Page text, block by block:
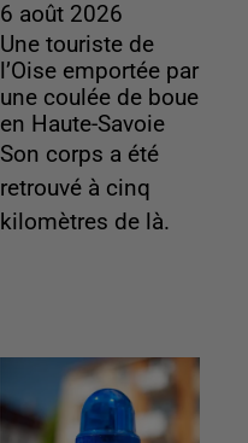
6 août 2026
Une touriste de
l’Oise emportée par
une coulée de boue
en Haute-Savoie
Son corps a été
retrouvé à cinq
kilomètres de là.